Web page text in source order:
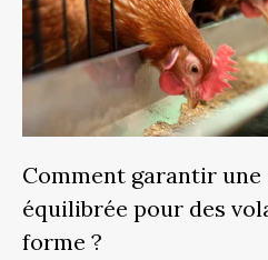
Comment garantir
équilibrée pour des
forme ?